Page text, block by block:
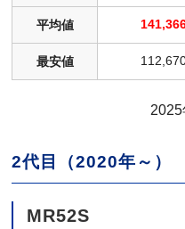
平均値
最安値
2代目（2020年～）
MR52S